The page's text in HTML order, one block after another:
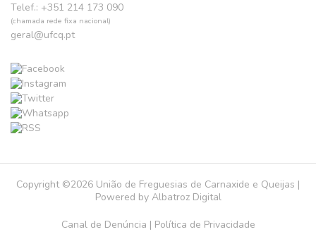
Telef.: +351 214 173 090
(chamada rede fixa nacional)
geral@ufcq.pt
Copyright ©2026 União de Freguesias de Carnaxide e Queijas |
Powered by Albatroz Digital
Canal de Denúncia | Política de Privacidade